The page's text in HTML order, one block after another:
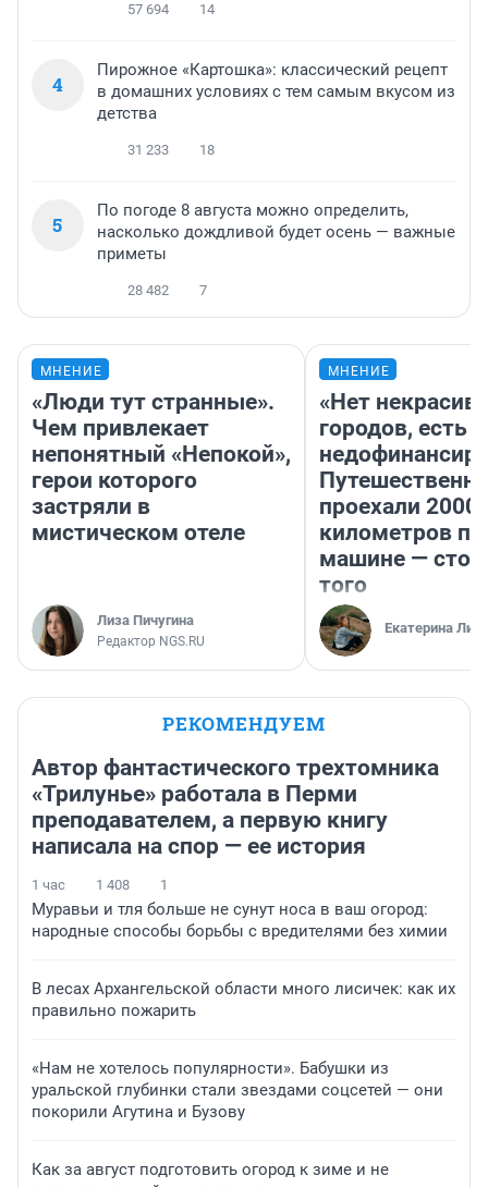
57 694 14
4
Пирожное «Картошка»: классический рецепт
в домашних условиях с тем самым вкусом из
детства
31 233 18
5
По погоде 8 августа можно определить,
насколько дождливой будет осень — важные
приметы
28 482 7
МНЕНИЕ
«Люди тут странные».
Чем привлекает
непонятный «Непокой»,
герои которого
застряли в
мистическом отеле
Лиза Пичугина
Редактор NGS.RU
МНЕНИЕ
«Нет
городов, есть
проехали 2000
километров по
машине —
того
Екатерина
РЕКОМЕНДУЕМ
Автор фантастического трехтомника
«Трилунье» работала в Перми
преподавателем, а первую книгу
написала на спор — ее история
1 час 1 408 1
Муравьи и тля больше не сунут носа в ваш огород:
народные способы борьбы с вредителями без химии
В лесах Архангельской области много лисичек: как их
правильно пожарить
«Нам не хотелось популярности». Бабушки из
уральской глубинки стали звездами соцсетей — они
покорили Агутина и Бузову
Как за август подготовить огород к зиме и не